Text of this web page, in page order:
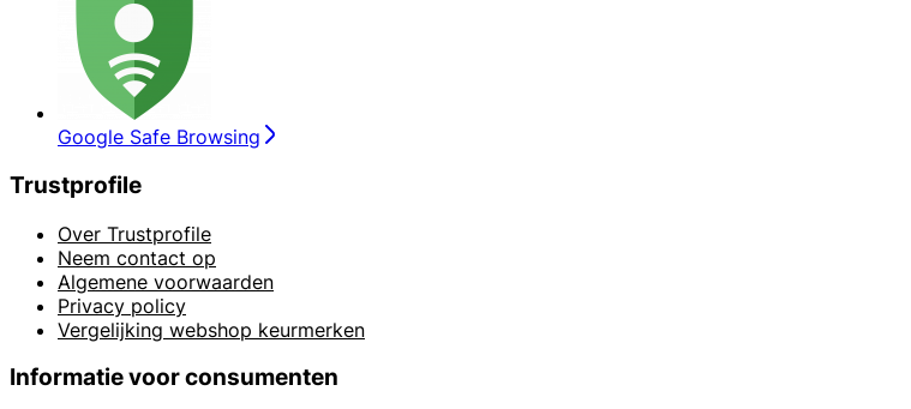
Google Safe Browsing
Trustprofile
Over Trustprofile
Neem contact op
Algemene voorwaarden
Privacy policy
Vergelijking webshop keurmerken
Informatie voor consumenten